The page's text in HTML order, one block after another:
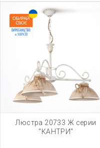
Люстра 20733 Ж серии
"КАНТРИ"